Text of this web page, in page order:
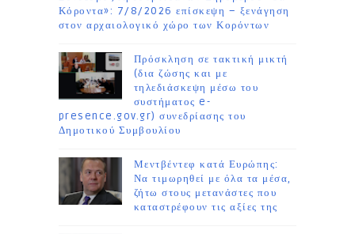
Κόροντα»: 7/8/2026 επίσκεψη – ξενάγηση
στον αρχαιολογικό χώρο των Κορόντων
Πρόσκληση σε τακτική μικτή
(δια ζώσης και με
τηλεδιάσκεψη μέσω του
συστήματος e-
presence.gov.gr) συνεδρίασης του
Δημοτικού Συμβουλίου
Μεντβέντεφ κατά Ευρώπης:
Να τιμωρηθεί με όλα τα μέσα,
ζήτω στους μετανάστες που
καταστρέφουν τις αξίες της